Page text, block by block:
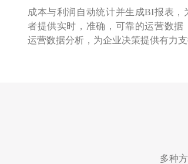
成本与利润自动统计并生成BI报表，
者提供实时，准确，可靠的运营数据
运营数据分析，为企业决策提供有力
多种